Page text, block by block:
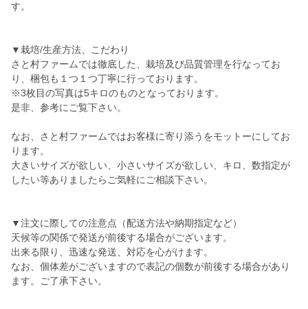
す。
▼栽培/生産方法、こだわり
さと村ファームでは徹底した、栽培及び品質管理を行なってお
り、梱包も１つ１つ丁寧に行っております。
※3枚目の写真は5キロのものとなっております。
是非、参考にご覧下さい。
なお、さと村ファームではお客様に寄り添うをモットーにしてお
ります。
大きいサイズが欲しい、小さいサイズが欲しい、キロ、数指定が
したい等ありましたらご気軽にご相談下さい。
▼注文に際しての注意点（配送方法や納期指定など）
天候等の関係で発送が前後する場合がございます。
出来る限り、迅速な発送、対応を心がけます。
なお、個体差がございますので表記の個数が前後する場合があり
ます。ご了承下さい。